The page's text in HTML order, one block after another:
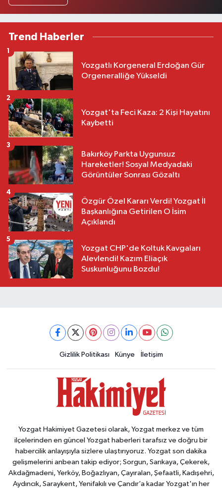
Trend Haberler
Yozgatlı Korgeneral Erdoğan Gür
Orgeneralliğe Yükseldi
1
Yozgat'ta Feci Kaza: 2 Kişi Hayatını
Kaybetti
2
Bakırköy Parkta Uygunsuz
Hareketler! Sosyal Medyadaki
Görüntüler Sonrası Gözaltı
3
Özgür Özel Kararı Verdi! Yozgat İl
Başkanlığına Getirilen O İsim
Açıklandı
4
Yozgat CHP'de Koltuk Kavgaları
Alevlendi! Kazım Eliaçık
Suskunluğunu Bozdu!
5
Gizlilik Politikası Künye İletişim
Yozgat Hakimiyet Gazetesi olarak, Yozgat merkez ve tüm
ilçelerinden en güncel Yozgat haberleri tarafsız ve doğru bir
habercilik anlayışıyla sizlere ulaştırıyoruz. Yozgat son dakika
gelişmelerini anbean takip ediyor; Sorgun, Sarıkaya, Çekerek,
Akdağmadeni, Yerköy, Boğazlıyan, Çayıralan, Şefaatli, Kadışehri,
Aydıncık, Saraykent, Yenifakılı ve Çandır’a kadar Yozgat'ın her